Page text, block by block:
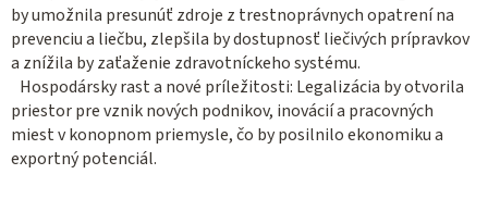
by umožnila presunúť zdroje z trestnoprávnych opatrení na
prevenciu a liečbu, zlepšila by dostupnosť liečivých prípravkov
a znížila by zaťaženie zdravotníckeho systému.
Hospodársky rast a nové príležitosti: Legalizácia by otvorila
priestor pre vznik nových podnikov, inovácií a pracovných
miest v konopnom priemysle, čo by posilnilo ekonomiku a
exportný potenciál.